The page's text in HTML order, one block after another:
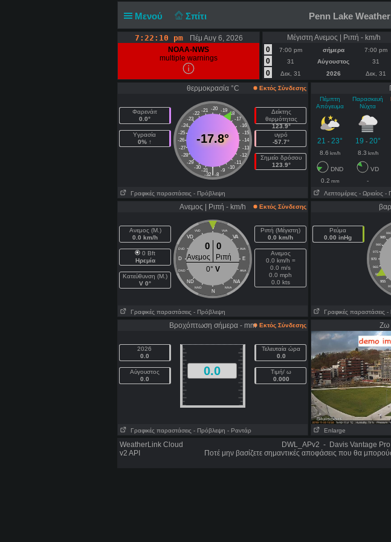
Μενού Σπίτι Penn Lake
7:22:11 pm
Πέμ Αυγ 6, 2026
NOAA-NWS
multiple warnings
Μέγιστη Ανεμος | Ριπή - km/h
0
7:00 pm σήμερα 7:00 pm
0
31 Αύγουστος 31
0
Δεκ, 31 2026 Δεκ, 31
θερμοκρασία °C Εκτός Σύνδεσης
Φαρενάιτ
0.0°
Υγρασία
0% ↑
-20
-21 -19
-22
-18
-23
-17
-24
-16
-25
-15
-26
-14
-27
-13
-28
-12
-29
-11
-30
-10
-31 -9
|
-32 -8
-17.8°
Δείκτης
θερμότητας
123.9°
υγρό
-57.7°
Σημείο δρόσου
123.9°
Γραφικές παραστάσεις - Πρόβλεψη
Πέμπτη
Απόγευμα
Παρασκευή
Νύχτα
21 - 23° 19 - 20°
8.6 km/h 8.3 km/h
DND VD
0.2 mm -
Λεπτομέριες - Ωριαίος -
Ανεμος | Ριπή - km/h Εκτός Σύνδεσης
Ανεμος (Μ.)
0.0 km/h
0 Bft
Ηρεμία
Κατεύθυνση (Μ.)
V 0°
V
VVD VVA
VD VA
DVD AVA
D E
DND ANA
ND NA
NND NNA
N
0 0
Ανεμος
Ριπή
0° V
Ριπή (Μέγιστη)
0.0 km/h
Ανεμος
0.0 km/h =
0.0 m/s
0.0 mph
0.0 kts
Γραφικές παραστάσεις - Πρόβλεψη
Ρεύμα
0.00 inHg
990
985
980
975
970
965
960
955
Γραφικές παραστάσεις -
Βροχόπτωση σήμερα - mm Εκτός Σύνδεσης
2026
0.0
Αύγουστος
0.0
0.0
Τελευταία ώρα
0.0
Τιμή/ ω
0.000
Γραφικές παραστάσεις - Πρόβλεψη - Ραντάρ
Ζω
Enlarge
WeatherLink Cloud
v2 API
DWL_APv2 - Davis Vantage
Ποτέ μην βασίζετε σημαντικές αποφάσεις που θα